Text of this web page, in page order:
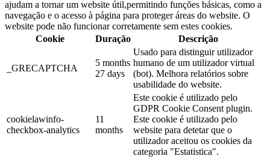
ajudam a tornar um website útil,permitindo funções básicas, como a
navegação e o acesso à página para proteger áreas do website. O
website pode não funcionar corretamente sem estes cookies.
Cookie
Duração Descrição
_GRECAPTCHA
5 months
27 days
Usado para distinguir utilizador
humano de um utilizador virtual
(bot). Melhora relatórios sobre
usabilidade do website.
cookielawinfo-
checkbox-analytics
11
months
Este cookie é utilizado pelo
GDPR Cookie Consent plugin.
Este cookie é utilizado pelo
website para detetar que o
utilizador aceitou os cookies da
categoria "Estatistica".